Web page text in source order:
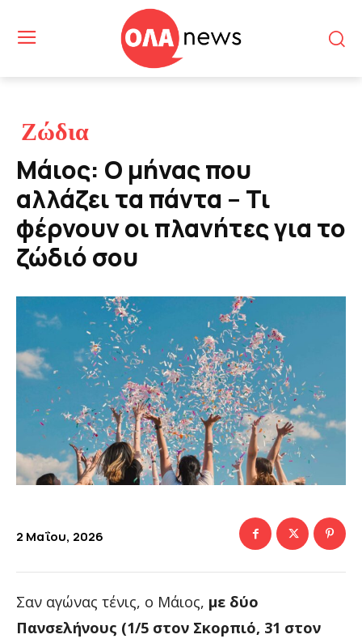
Ζώδια
Μάιος: Ο μήνας που
αλλάζει τα πάντα – Τι
φέρνουν οι πλανήτες για το
ζώδιό σου
Σαν αγώνας τένις, ο Μάιος, με δύο
Πανσελήνους (1/5 στον Σκορπιό, 31 στον
2 Μαΐου, 2026